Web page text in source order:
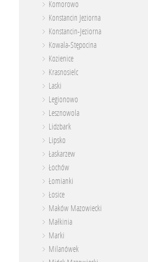
Komorowo
Konstancin Jeziorna
Konstancin-Jeziorna
Kowala-Stępocina
Kozienice
Krasnosielc
Laski
Legionowo
Lesznowola
Lidzbark
Lipsko
Łaskarzew
Łochów
Łomianki
Łosice
Maków Mazowiecki
Małkinia
Marki
Milanówek